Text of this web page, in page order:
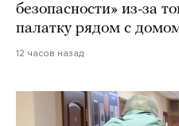
безопасности» из-за
палатку рядом с
12 часов назад